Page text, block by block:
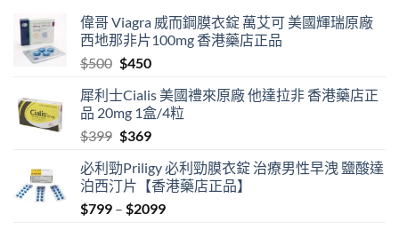
偉哥 Viagra 威而鋼膜衣錠 萬艾可 美國輝瑞原廠
西地那非片100mg 香港藥店正品
$500 Original
was:
$500.
$450Current
is:
$450.
犀利士Cialis 美國禮來原廠 他達拉非 香港藥店正
品 20mg 1盒/4粒
$399 Original
was:
$399.
$369Current
is:
$369.
必利勁Priligy 必利勁膜衣錠 治療男性早洩 鹽酸達
泊西汀片【香港藥店正品】
$799 – $2099Price